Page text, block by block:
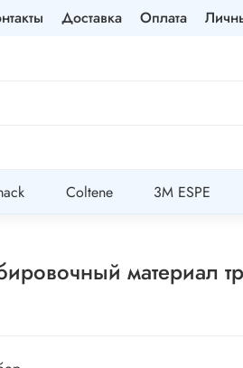
Доставка Оплата
Coltene 3M ESPE
материал